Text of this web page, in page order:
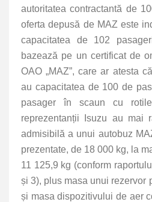
autoritatea contractantă de
oferta depusă de MAZ este
capacitatea de 102
bazează pe un certificat de
OAO „MAZ”, care ar atesta
au capacitatea de 100 de
pasager în scaun cu
reprezentanții Isuzu au mai
admisibilă a unui autobuz
prezentate, de 18 000 kg, la
11 125,9 kg (conform
și 3), plus masa unui rezervor
și masa dispozitivului de aer